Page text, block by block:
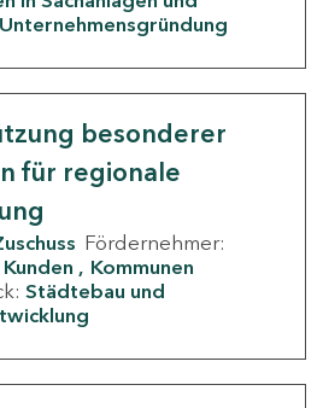
Unternehmensgründung
besonderer
für regionale
Fördernehmer:
Kommunen
Städtebau und